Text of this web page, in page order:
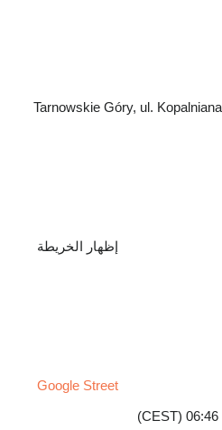
إظهار الخريطة
Google Street